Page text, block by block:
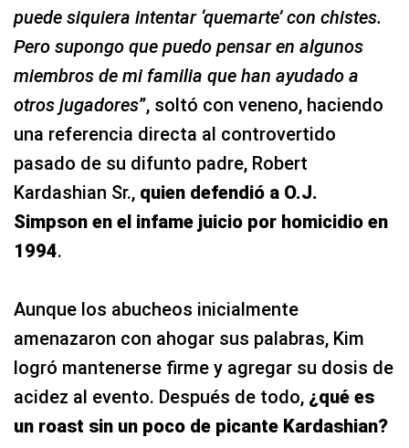
puede siquiera intentar ‘quemarte’ con chistes.
Pero supongo que puedo pensar en algunos
miembros de mi familia que han ayudado a
otros jugadores”, soltó con veneno, haciendo
una referencia directa al controvertido
pasado de su difunto padre, Robert
Kardashian Sr., quien defendió a O.J.
Simpson en el infame juicio por homicidio en
1994.
Aunque los abucheos inicialmente
amenazaron con ahogar sus palabras, Kim
logró mantenerse firme y agregar su dosis de
acidez al evento. Después de todo, ¿qué es
un roast sin un poco de picante Kardashian?